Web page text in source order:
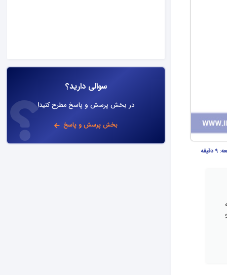
9 دقیقه
سوالی دارید؟
در بخش پرسش و پاسخ مطرح کنید!
بخش پرسش و پاسخ